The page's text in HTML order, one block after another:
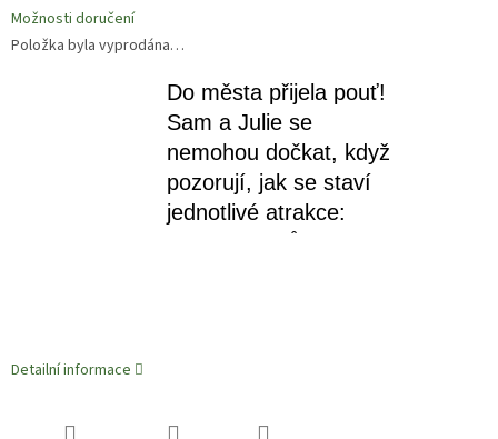
Možnosti doručení
Položka byla vyprodána…
Do města přijela pouť!
Sam a Julie se
nemohou dočkat, když
pozorují, jak se staví
jednotlivé atrakce:
třetího patra Domu
Detailní informace